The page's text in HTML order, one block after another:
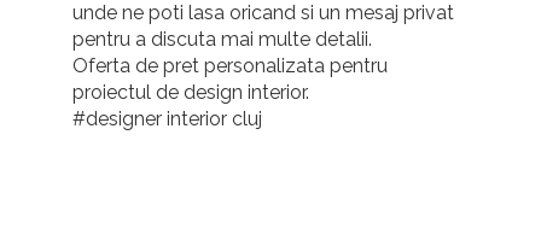
unde ne poti lasa oricand si un mesaj privat
pentru a discuta mai multe detalii.
Oferta de pret personalizata pentru
proiectul de design interior.
#designer interior cluj